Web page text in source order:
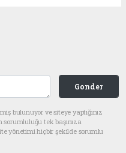
Gonder
bulunuyor ve siteye yaptığınız
tek başınıza
yönetimi hiçbir şekilde sorumlu